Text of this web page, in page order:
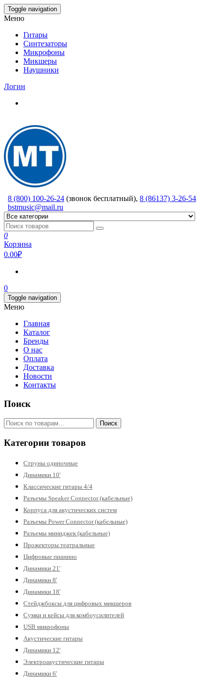
Skip
to
content
Toggle navigation
Меню
Гитары
Синтезаторы
Микрофоны
Микшеры
Наушники
Логин
8 (800) 100-26-24 (звонок бесплатный), 8 (86137) 3-26-54
bstmusic@mail.ru
0
Корзина
0.00₽
0
Toggle navigation
Меню
Главная
Каталог
Бренды
О нас
Оплата
Доставка
Новости
Контакты
Поиск
Искать: Поиск
Категории товаров
Струны одиночные
Динамики 10'
Классические гитары 4/4
Разъемы Speaker Connector (кабельные)
Корпуса для акустических систем
Разъемы Power Connector (кабельные)
Разъемы миниджек (кабельные)
Прожекторы театральные
Цифровые пианино
Динамики 21'
Динамики 8'
Динамики 18'
Стейджбоксы для цифровых микшеров
Сумки и кейсы для комбоусилителей
USB микрофоны
Акустические гитары
Динамики 12'
Электроакустические гитары
Динамики 6'